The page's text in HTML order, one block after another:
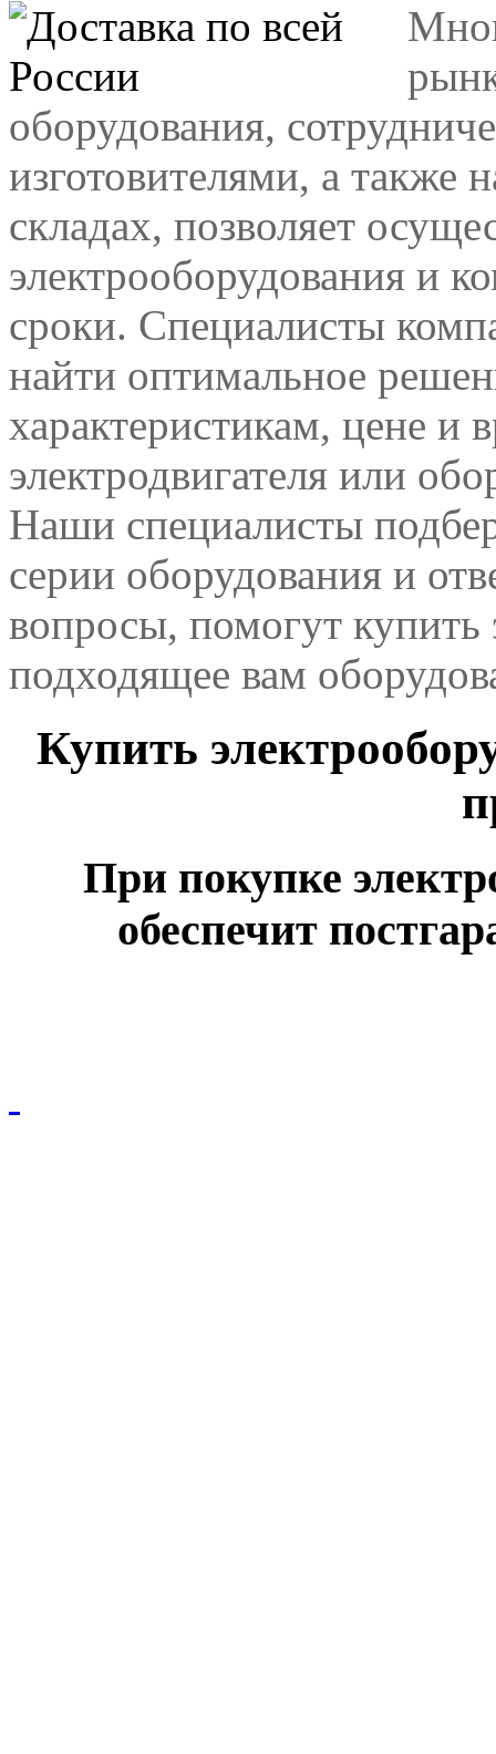
оборудования,
изготовителями, а также
складах, позволяет
электрооборудования и
сроки. Специалисты
найти оптимальное
характеристикам, цене и
электродвигателя или
Наши специалисты
серии оборудования и
вопросы, помогут купить
подходящее вам
Купить
При покупке
обеспечит